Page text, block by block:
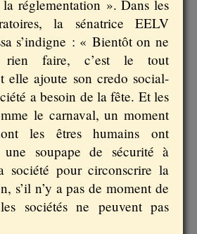
réglementation ». Dans les
la sénatrice EELV
s’indigne : « Bientôt on ne
rien faire, c’est le tout
elle ajoute son credo social-
a besoin de la fête. Et les
le carnaval, un moment
les êtres humains ont
une soupape de sécurité à
société pour circonscrire la
s’il n’y a pas de moment de
sociétés ne peuvent pas